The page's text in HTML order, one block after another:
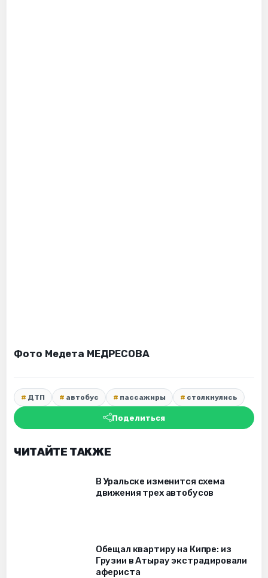
Фото Медета МЕДРЕСОВА
ДТП автобус пассажиры столкнулись
Поделиться
ЧИТАЙТЕ ТАКЖЕ
В Уральске изменится схема
движения трех автобусов
Обещал квартиру на Кипре: из
Грузии в Атырау экстрадировали
афериста